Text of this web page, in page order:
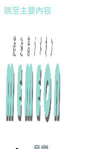
跳至主要內容